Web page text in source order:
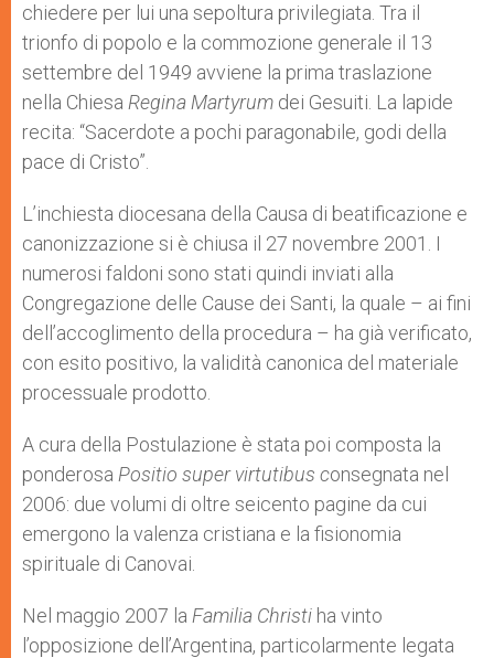
chiedere per lui una sepoltura privilegiata. Tra il
trionfo di popolo e la commozione generale il 13
settembre del 1949 avviene la prima traslazione
nella Chiesa Regina Martyrum dei Gesuiti. La lapide
recita: “Sacerdote a pochi paragonabile, godi della
pace di Cristo”.
L’inchiesta diocesana della Causa di beatificazione e
canonizzazione si è chiusa il 27 novembre 2001. I
numerosi faldoni sono stati quindi inviati alla
Congregazione delle Cause dei Santi, la quale – ai fini
dell’accoglimento della procedura – ha già verificato,
con esito positivo, la validità canonica del materiale
processuale prodotto.
A cura della Postulazione è stata poi composta la
ponderosa Positio super virtutibus consegnata nel
2006: due volumi di oltre seicento pagine da cui
emergono la valenza cristiana e la fisionomia
spirituale di Canovai.
Nel maggio 2007 la Familia Christi ha vinto
l’opposizione dell’Argentina, particolarmente legata